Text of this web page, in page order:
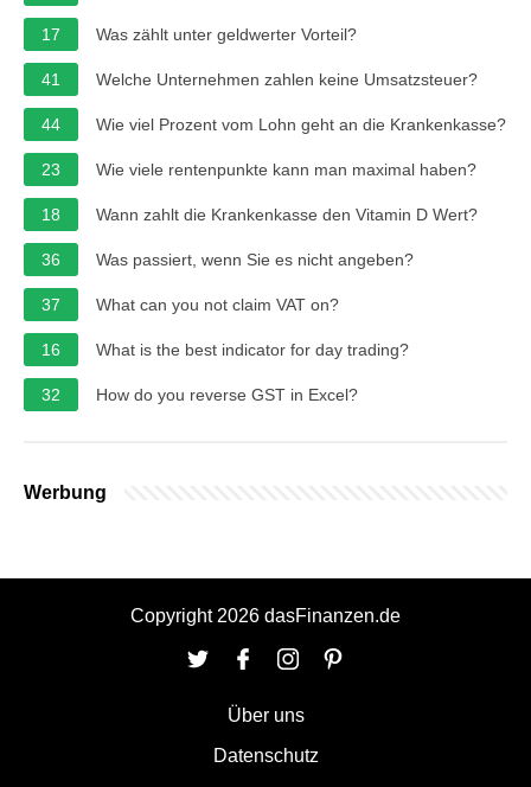
17 Was zählt unter geldwerter Vorteil?
41 Welche Unternehmen zahlen keine Umsatzsteuer?
44 Wie viel Prozent vom Lohn geht an die Krankenkasse?
23 Wie viele rentenpunkte kann man maximal haben?
18 Wann zahlt die Krankenkasse den Vitamin D Wert?
36 Was passiert, wenn Sie es nicht angeben?
37 What can you not claim VAT on?
16 What is the best indicator for day trading?
32 How do you reverse GST in Excel?
Werbung
Copyright 2026 dasFinanzen.de
Über uns
Datenschutz